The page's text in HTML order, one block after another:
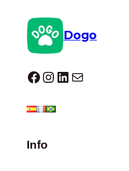
Dogo
Dogo facebook InstagramLinkedIn Mail
Info